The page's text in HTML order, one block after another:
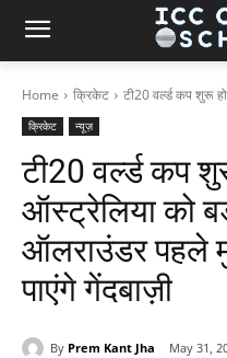
Home क्रिकेट टी20 वर्ल्ड कप शुरू
क्रिकेट न्यूज़
टी20 वर्ल्ड कप
ऑस्ट्रेलिया को
ऑलराउंडर पहले
पाएंगे गेंदबाज़ी
By Prem Kant Jha May 31,